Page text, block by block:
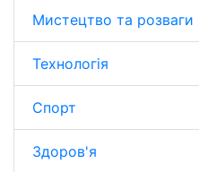
Мистецтво та розваги
Технологія
Спорт
Здоров'я